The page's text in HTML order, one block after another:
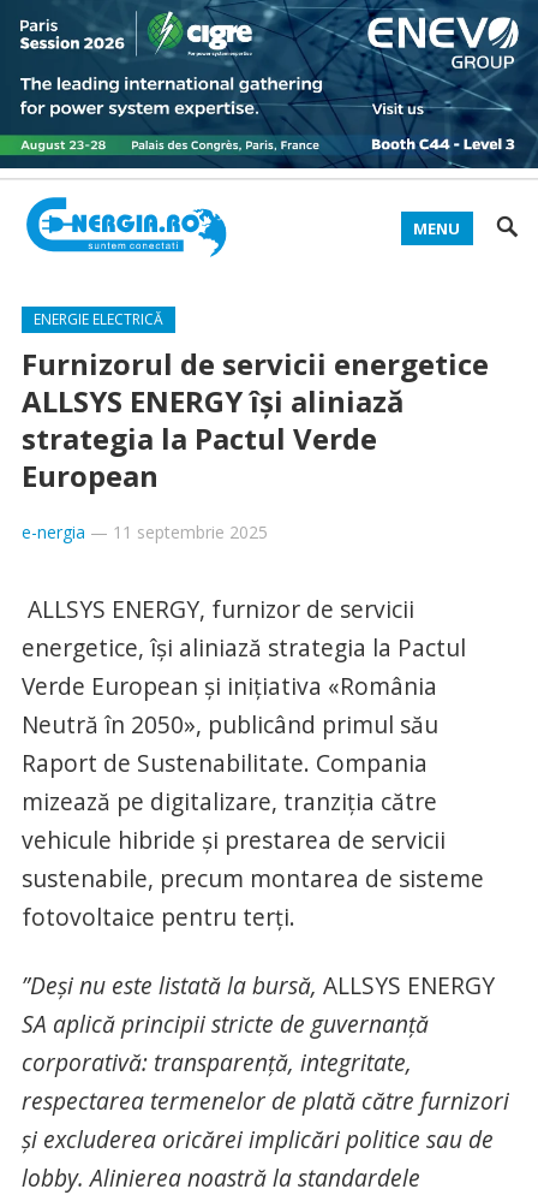
MENU
ENERGIE ELECTRICĂ
Furnizorul de servicii energetice
ALLSYS ENERGY își aliniază
strategia la Pactul Verde
European
e-nergia — 11 septembrie 2025
ALLSYS ENERGY, furnizor de servicii
energetice, își aliniază strategia la Pactul
Verde European și inițiativa «România
Neutră în 2050», publicând primul său
Raport de Sustenabilitate. Compania
mizează pe digitalizare, tranziția către
vehicule hibride și prestarea de servicii
sustenabile, precum montarea de sisteme
fotovoltaice pentru terți.
”Deși nu este listată la bursă, ALLSYS ENERGY
SA aplică principii stricte de guvernanță
corporativă: transparență, integritate,
respectarea termenelor de plată către furnizori
și excluderea oricărei implicări politice sau de
lobby. Alinierea noastră la standardele